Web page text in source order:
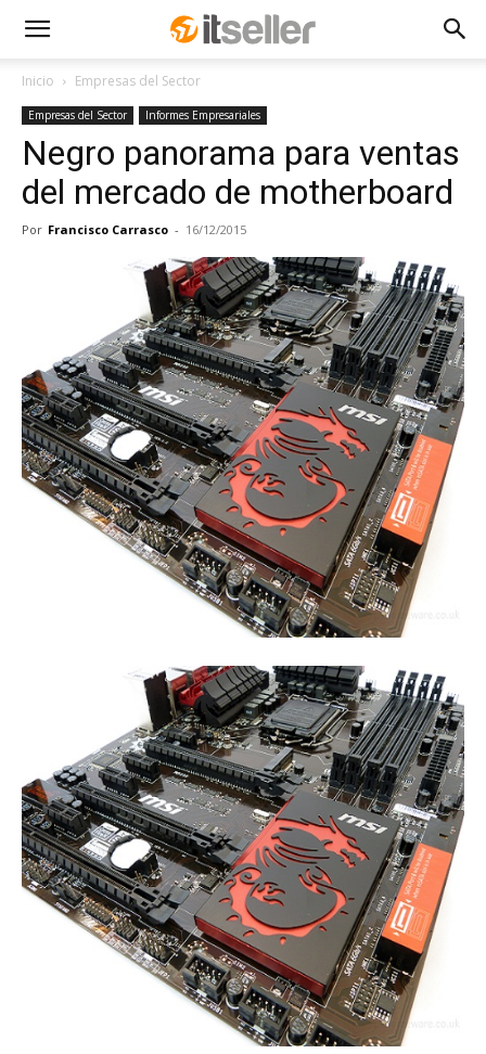
Inicio Empresas del Sector
Empresas del Sector Informes Empresariales
Negro panorama para ventas
del mercado de motherboard
Por Francisco Carrasco - 16/12/2015